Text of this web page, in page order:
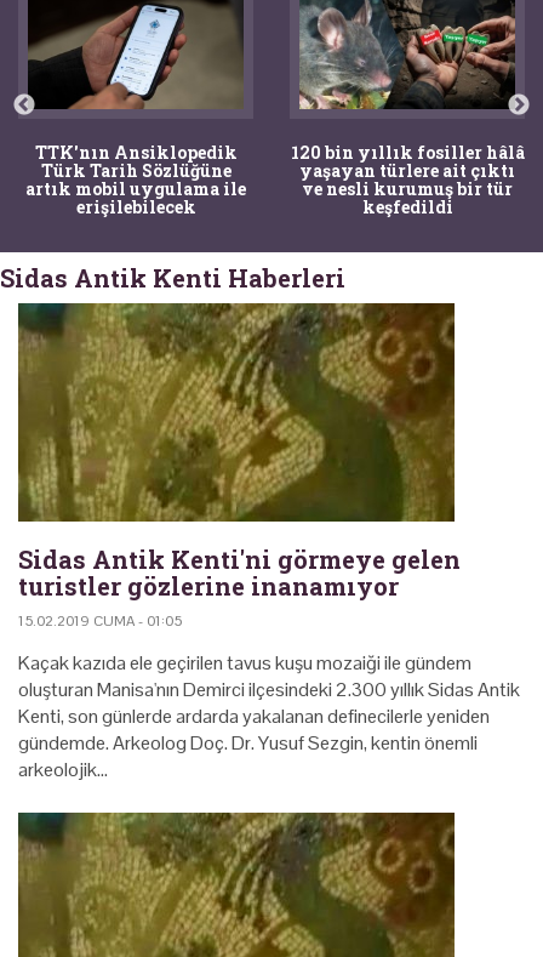
TTK'nın Ansiklopedik
Türk Tarih Sözlüğüne
artık mobil uygulama ile
erişilebilecek
120 bin yıllık fosiller hâlâ
yaşayan türlere ait çıktı
ve nesli kurumuş bir tür
keşfedildi
Sidas Antik Kenti Haberleri
Sidas Antik Kenti'ni görmeye gelen
turistler gözlerine inanamıyor
15.02.2019 CUMA - 01:05
Kaçak kazıda ele geçirilen tavus kuşu mozaiği ile gündem
oluşturan Manisa'nın Demirci ilçesindeki 2.300 yıllık Sidas Antik
Kenti, son günlerde ardarda yakalanan definecilerle yeniden
gündemde. Arkeolog Doç. Dr. Yusuf Sezgin, kentin önemli
arkeolojik…